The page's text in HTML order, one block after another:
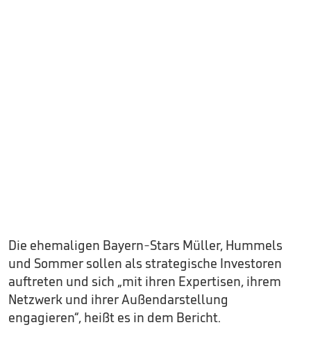
Die ehemaligen Bayern-Stars Müller, Hummels
und Sommer sollen als strategische Investoren
auftreten und sich „mit ihren Expertisen, ihrem
Netzwerk und ihrer Außendarstellung
engagieren“, heißt es in dem Bericht.